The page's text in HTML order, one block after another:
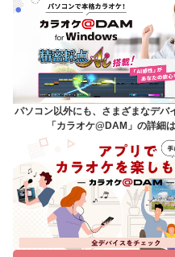
DAM★とも録音
カラオケ＠DAM
ユーザー検索
キャンペーン
よくあるご質問
DAMの新曲・ランキングなど
カラオケ最新情報をチェック！
パソコン以外にも、さまざまなデバ
「カラオケ@DAM」の詳細